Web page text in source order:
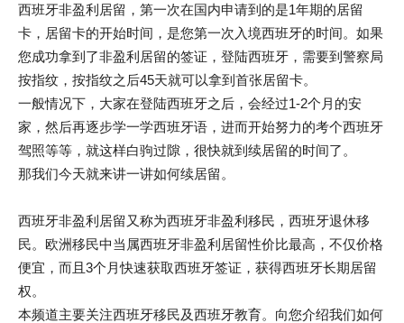
西班牙非盈利居留，第一次在国内申请到的是1年期的居留
卡，居留卡的开始时间，是您第一次入境西班牙的时间。如果
您成功拿到了非盈利居留的签证，登陆西班牙，需要到警察局
按指纹，按指纹之后45天就可以拿到首张居留卡。
一般情况下，大家在登陆西班牙之后，会经过1-2个月的安
家，然后再逐步学一学西班牙语，进而开始努力的考个西班牙
驾照等等，就这样白驹过隙，很快就到续居留的时间了。
那我们今天就来讲一讲如何续居留。
西班牙非盈利居留又称为西班牙非盈利移民，西班牙退休移
民。欧洲移民中当属西班牙非盈利居留性价比最高，不仅价格
便宜，而且3个月快速获取西班牙签证，获得西班牙长期居留
权。
本频道主要关注西班牙移民及西班牙教育。向您介绍我们如何